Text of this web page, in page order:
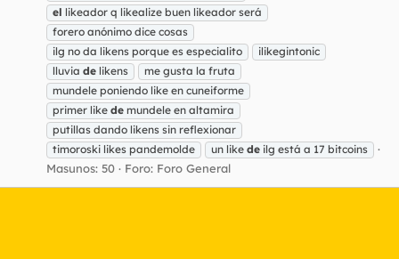
el likeador q likealize buen likeador será
forero anónimo dice cosas
ilg no da likens porque es especialito
ilikegintonic
lluvia de likens
me gusta la fruta
mundele poniendo like en cuneiforme
primer like de mundele en altamira
putillas dando likens sin reflexionar
timoroski likes pandemolde
un like de ilg está a 17 bitcoins
Masunos: 50 Foro: Foro General